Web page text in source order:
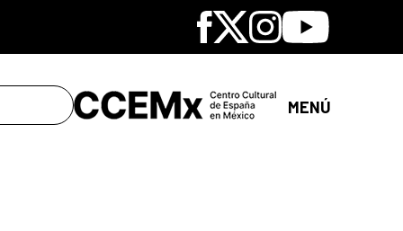
Facebook
X Instagram
Youtube
MENÚ